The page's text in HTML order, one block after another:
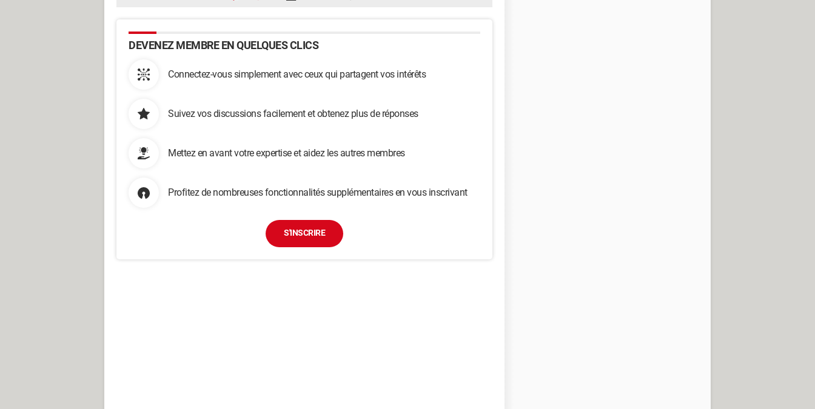
DEVENEZ MEMBRE EN QUELQUES CLICS
Connectez-vous simplement avec ceux qui partagent vos intérêts
Suivez vos discussions facilement et obtenez plus de réponses
Mettez en avant votre expertise et aidez les autres membres
Profitez de nombreuses fonctionnalités supplémentaires en vous inscrivant
S'INSCRIRE